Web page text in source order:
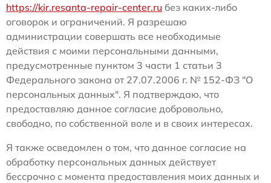
https://kir.resanta-repair-center.ru без каких-либо
оговорок и ограничений. Я разрешаю
администрации совершать все необходимые
действия с моими персональными данными,
предусмотренные пунктом 3 части 1 статьи 3
Федерального закона от 27.07.2006 г. № 152-ФЗ "О
персональных данных". Я подтверждаю, что
предоставляю данное согласие добровольно,
свободно, по собственной воле и в своих интересах.
Я также осведомлен о том, что данное согласие на
обработку персональных данных действует
бессрочно с момента предоставления моих данных и